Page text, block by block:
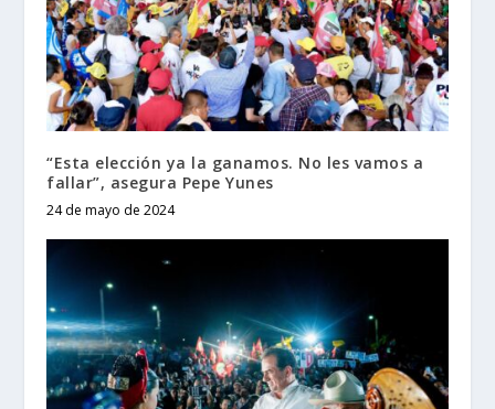
“Esta elección ya la ganamos. No les vamos a
fallar”, asegura Pepe Yunes
24 de mayo de 2024